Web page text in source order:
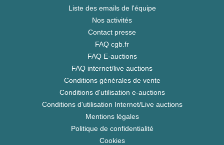
Liste des emails de l'équipe
Nos activités
Contact presse
FAQ cgb.fr
FAQ E-auctions
FAQ internet/live auctions
Conditions générales de vente
Conditions d'utilisation e-auctions
Conditions d'utilisation Internet/Live auctions
Mentions légales
Politique de confidentialité
Cookies